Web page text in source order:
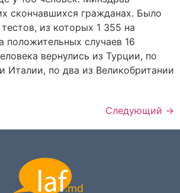
скончавшихся гражданах. Было
из которых 1 355 на
положительных случаев 16
вернулись из Турции, по
Италии, по два из Великобритании
Следующий →